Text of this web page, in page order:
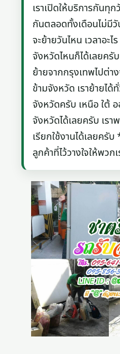
เราเปิดให้บริการกันทุ
กันตลอดทั้งเดือนไม่มี
จะย้ายวันไหน เวลาอะไ
จังหวัดไหนก็ได้เลยครั
ย้ายจากกรุงเทพไปต่า
ข้ามจังหวัด เราย้ายได้
จังหวัดครับ เหนือ ใต้
จังหวัดได้เลยครับ เร
เรียกใช้งานได้เลยค
ลูกค้าที่ไว้วางใจให้พวก